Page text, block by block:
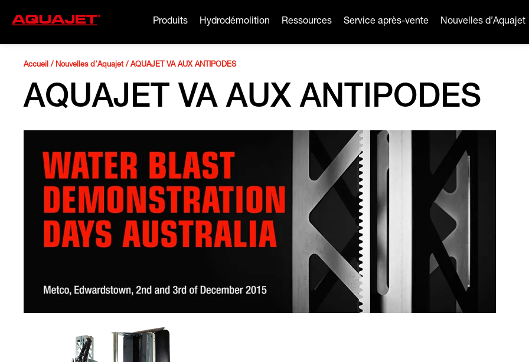
Produits Hydrodémolition Ressources Service après-vente Nouvelles d’Aquajet
Accueil / Nouvelles d’Aquajet/ AQUAJET VA AUX ANTIPODES
AQUAJET VA AUX ANTIPODES